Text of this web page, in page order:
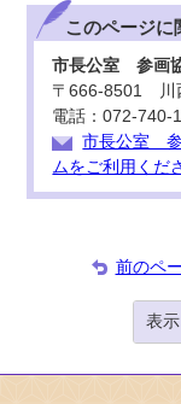
このページに
市長公室 参画
〒666-8501 川
電話：072-740-
市長公室 参
ムをご利用くだ
前のペ
表示